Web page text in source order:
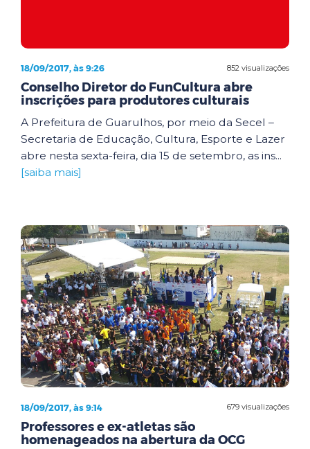
852 visualizações
18/09/2017, às 9:26
Conselho Diretor do FunCultura abre
inscrições para produtores culturais
A Prefeitura de Guarulhos, por meio da Secel –
Secretaria de Educação, Cultura, Esporte e Lazer
abre nesta sexta-feira, dia 15 de setembro, as ins...
[saiba mais]
679 visualizações
18/09/2017, às 9:14
Professores e ex-atletas são
homenageados na abertura da OCG